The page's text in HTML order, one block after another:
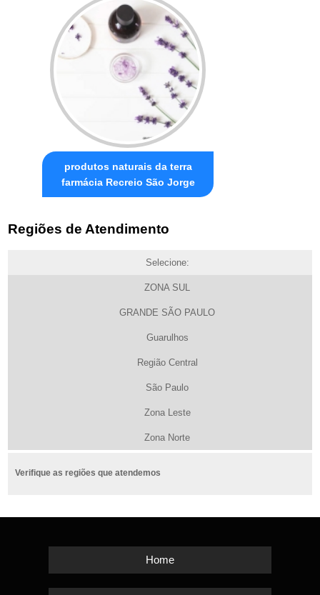
produtos naturais da terra
farmácia Recreio São Jorge
Regiões de Atendimento
Selecione:
ZONA SUL
GRANDE SÃO PAULO
Guarulhos
Região Central
São Paulo
Zona Leste
Zona Norte
Verifique as regiões que atendemos
Home